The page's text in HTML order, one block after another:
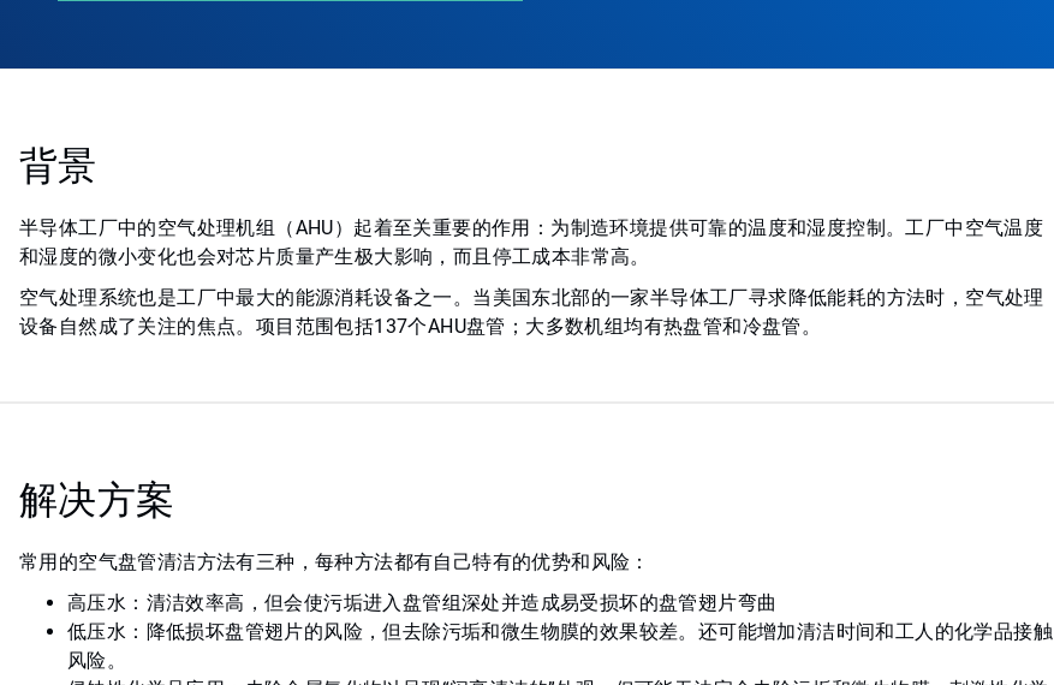
背景
半导体工厂中的空气处理机组（AHU）起着至关重要的作用：为制造环境提供可靠的温度和湿度控制。工厂中空气温度
和湿度的微小变化也会对芯片质量产生极大影响，而且停工成本非常高。
空气处理系统也是工厂中最大的能源消耗设备之一。当美国东北部的一家半导体工厂寻求降低能耗的方法时，空气处理
设备自然成了关注的焦点。项目范围包括137个AHU盘管；大多数机组均有热盘管和冷盘管。
解决方案
常用的空气盘管清洁方法有三种，每种方法都有自己特有的优势和风险：
高压水：清洁效率高，但会使污垢进入盘管组深处并造成易受损坏的盘管翅片弯曲
低压水：降低损坏盘管翅片的风险，但去除污垢和微生物膜的效果较差。还可能增加清洁时间和工人的化学品接触
风险。